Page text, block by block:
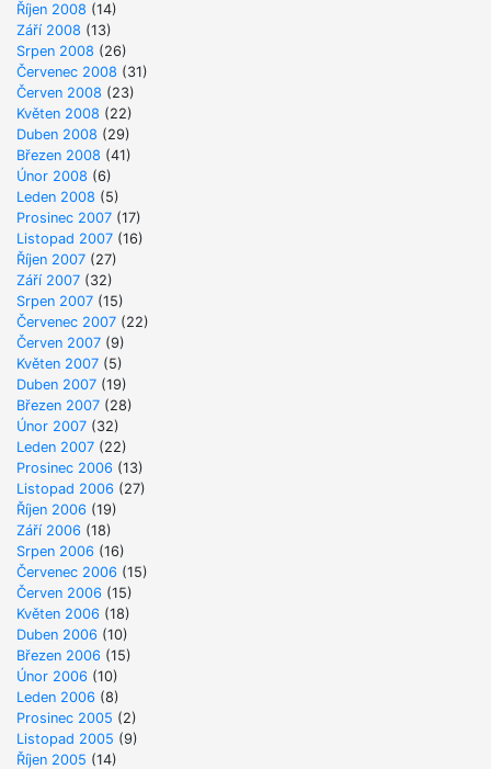
Říjen 2008 (14)
Září 2008 (13)
Srpen 2008 (26)
Červenec 2008 (31)
Červen 2008 (23)
Květen 2008 (22)
Duben 2008 (29)
Březen 2008 (41)
Únor 2008 (6)
Leden 2008 (5)
Prosinec 2007 (17)
Listopad 2007 (16)
Říjen 2007 (27)
Září 2007 (32)
Srpen 2007 (15)
Červenec 2007 (22)
Červen 2007 (9)
Květen 2007 (5)
Duben 2007 (19)
Březen 2007 (28)
Únor 2007 (32)
Leden 2007 (22)
Prosinec 2006 (13)
Listopad 2006 (27)
Říjen 2006 (19)
Září 2006 (18)
Srpen 2006 (16)
Červenec 2006 (15)
Červen 2006 (15)
Květen 2006 (18)
Duben 2006 (10)
Březen 2006 (15)
Únor 2006 (10)
Leden 2006 (8)
Prosinec 2005 (2)
Listopad 2005 (9)
Říjen 2005 (14)